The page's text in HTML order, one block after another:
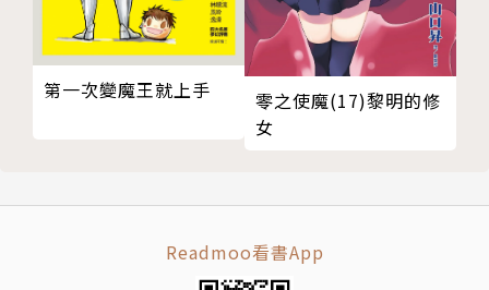
第一次變魔王就上手
零之使魔(17)黎明的修
女
Readmoo看書App